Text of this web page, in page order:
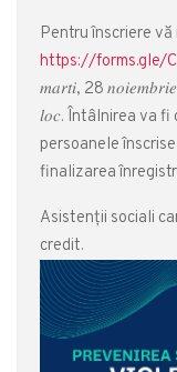
Pentru înscriere
https://forms.gle/
𝑚𝑎𝑟𝑡𝑖, 28
𝑙𝑜𝑐. Întâlnirea va
persoanele
finalizarea
Asistenții sociali
credit.